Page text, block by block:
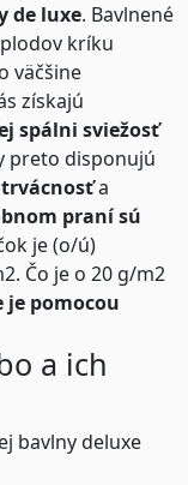
de luxe. Bavlnené
kríku
väčšine
získajú
spálni sviežosť
preto disponujú
a
praní sú
je (o/ú)
Čo je o 20 g/m2
je pomocou
a ich
bavlny deluxe